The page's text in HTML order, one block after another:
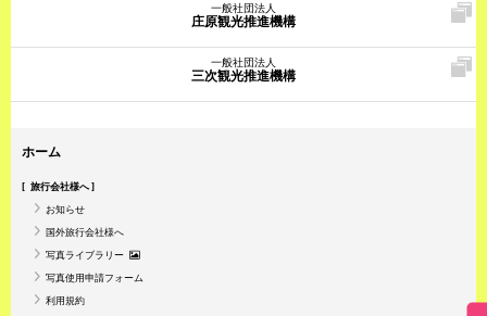
一般社団法人
庄原観光推進機構
一般社団法人
三次観光推進機構
ホーム
旅行会社様へ
お知らせ
国外旅行会社様へ
写真ライブラリー
写真使用申請フォーム
利用規約